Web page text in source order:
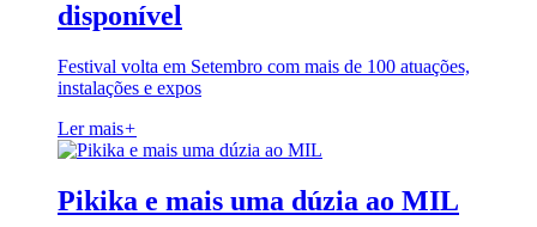
disponível
Festival volta em Setembro com mais de 100 atuações,
instalações e expos
Ler mais+
Pikika e mais uma dúzia ao MIL